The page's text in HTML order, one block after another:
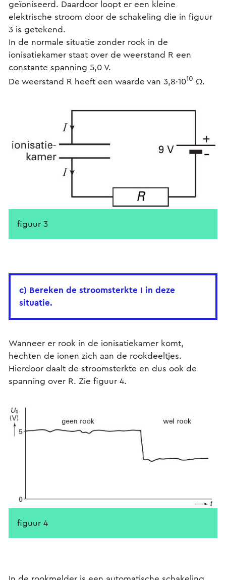
geïoniseerd. Daardoor loopt er een kleine
elektrische stroom door de schakeling die in figuur
3 is getekend.
In de normale situatie zonder rook in de
ionisatiekamer staat over de weerstand R een
constante spanning 5,0 V.
De weerstand R heeft een waarde van 3,8·1010 Ω.
figuur 3
c) Bereken de stroomsterkte I in deze
situatie.
Wanneer er rook in de ionisatiekamer komt,
hechten de ionen zich aan de rookdeeltjes.
Hierdoor daalt de stroomsterkte en dus ook de
spanning over R. Zie figuur 4.
figuur 4